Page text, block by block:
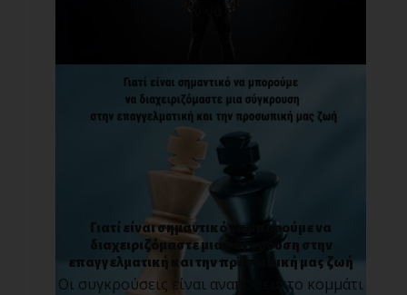
θέλουν να προ[...]
Γιατί είναι σημαντικό να μπορούμε να
διαχειριζόμαστε μια σύγκρουση στην
επαγγελματική και την προσωπική μας ζωή
Οι συγκρούσεις είναι αναπόφευκτο κομμάτι